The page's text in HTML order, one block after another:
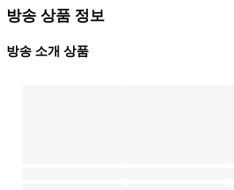
방송 상품 정보
방송 소개 상품